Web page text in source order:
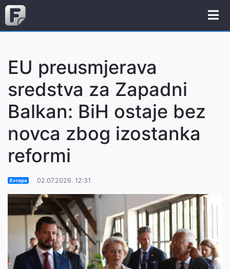
EU preusmjerava
sredstva za Zapadni
Balkan: BiH ostaje bez
novca zbog izostanka
reformi
Evropa 02.07.2026. 12:31